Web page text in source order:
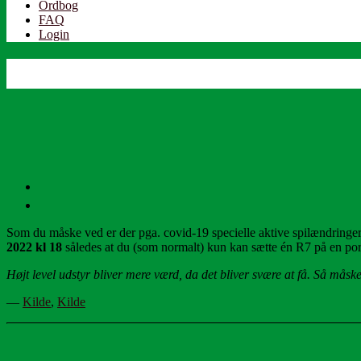
Ordbog
FAQ
Login
Som du måske ved er der pga. covid-19 specielle aktive
2022 kl 18 således at du (som normalt) kun kan sætte én R7 på en
Højt level udstyr bliver mere værd, da det bliver svære at få. Så
— Kilde, Kilde